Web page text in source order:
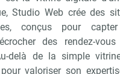
Studio Web crée des
conçus pour
des rendez-
delà de la simple
valoriser son